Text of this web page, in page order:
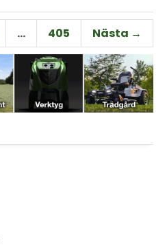
… 405 Nästa →